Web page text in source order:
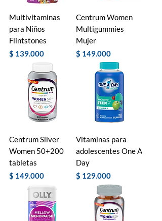
Multivitaminas
para Niños
Flintstones
Precio
$ 139.000
Centrum Women
Multigummies
Mujer
Precio
$ 149.000
Centrum Silver
Women 50+200
tabletas
Precio
$ 149.000
Vitaminas para
adolescentes One A
Day
Precio
$ 129.000